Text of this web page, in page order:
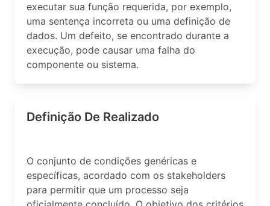
executar sua função requerida, por exemplo,
uma sentença incorreta ou uma definição de
dados. Um defeito, se encontrado durante a
execução, pode causar uma falha do
componente ou sistema.
Definição De Realizado
O conjunto de condições genéricas e
específicas, acordado com os stakeholders
para permitir que um processo seja